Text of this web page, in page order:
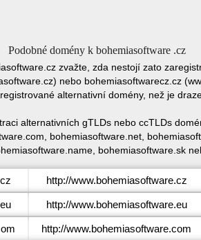
Podobné domény k bohemiasoftware .cz
zvažte, zda nestojí zato
nebo bohemiasoftwarecz.cz
alternativní domény, než je
alternativních gTLDs nebo ccTLDs
bohemiasoftware.net,
bohemiasoftware.sk
http://www.bohemiasoftware.cz
http://www.bohemiasoftware.eu
http://www.bohemiasoftware.com